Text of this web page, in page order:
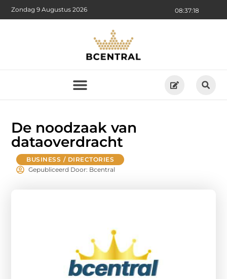
08:37:19
Zondag 9 Augustus 2026
De noodzaak van
dataoverdracht
BUSINESS / DIRECTORIES
Gepubliceerd Door: Bcentral